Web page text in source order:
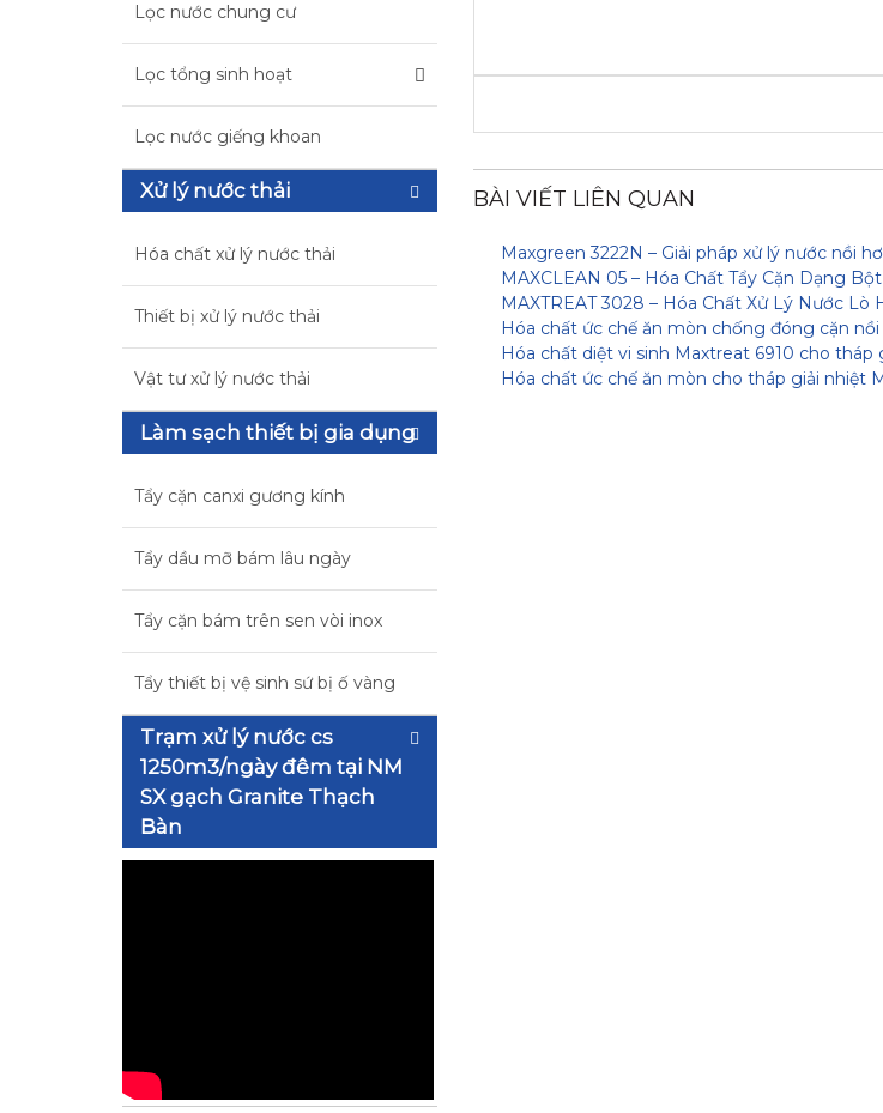
Lọc nước chung cư
Lọc tổng sinh hoạt
Lọc nước giếng khoan
Xử lý nước thải
Hóa chất xử lý nước thải
Thiết bị xử lý nước thải
Vật tư xử lý nước thải
Làm sạch thiết bị gia dụng
Tẩy cặn canxi gương kính
Tẩy dầu mỡ bám lâu ngày
Tẩy cặn bám trên sen vòi inox
Tẩy thiết bị vệ sinh sứ bị ố vàng
Trạm xử lý nước cs
1250m3/ngày đêm tại NM
SX gạch Granite Thạch
Bàn
BÀI VIẾT LIÊN QUAN
Maxgreen 3222N – Giải pháp xử lý nước nồi
MAXCLEAN 05 – Hóa Chất Tẩy Cặn Dạng
MAXTREAT 3028 – Hóa Chất Xử Lý Nước Lò
Hóa chất ức chế ăn mòn chống đóng cặn nồi
Hóa chất diệt vi sinh Maxtreat 6910 cho tháp
Hóa chất ức chế ăn mòn cho tháp giải nhiệt